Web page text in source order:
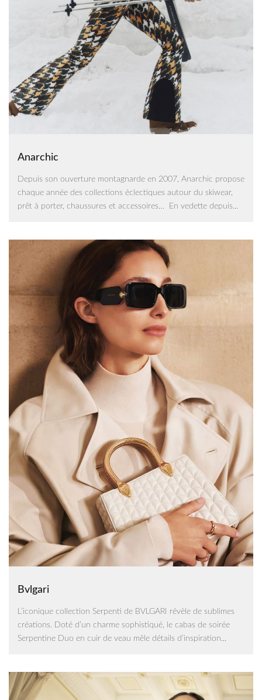
Anarchic
Depuis son ouverture montagnarde en 2007, Anarchic propose
chaque année des collections éclectiques autour du skiwear,
prêt à porter, chaussures et accessoires… En vedette depuis...
Bvlgari
L’iconique collection Serpenti de BVLGARI révèle de sublimes
créations. Doté d’un charme sophistiqué, le cabas de soirée
Serpentine Duo en cuir de veau mêle détails d’inspiration...